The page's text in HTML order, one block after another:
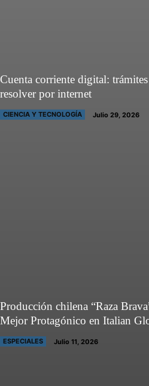
Cuenta corriente digital:
resolver por internet
CIENCIA Y TECNOLOGÍA Julio 29, 2026
Producción chilena “Raza
Mejor Protagónico en Italian
ESPECIALES Julio 11, 2026